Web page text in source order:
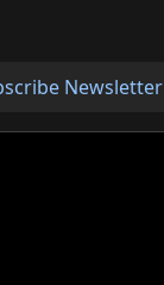
Newsletter